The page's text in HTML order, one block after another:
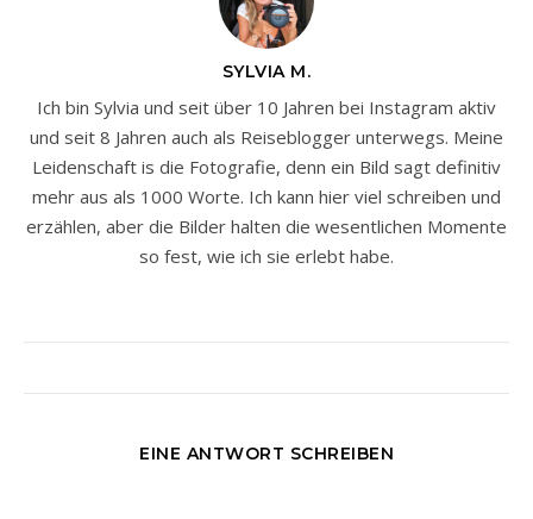
SYLVIA M.
Ich bin Sylvia und seit über 10 Jahren bei Instagram aktiv
und seit 8 Jahren auch als Reiseblogger unterwegs. Meine
Leidenschaft is die Fotografie, denn ein Bild sagt definitiv
mehr aus als 1000 Worte. Ich kann hier viel schreiben und
erzählen, aber die Bilder halten die wesentlichen Momente
so fest, wie ich sie erlebt habe.
EINE ANTWORT SCHREIBEN